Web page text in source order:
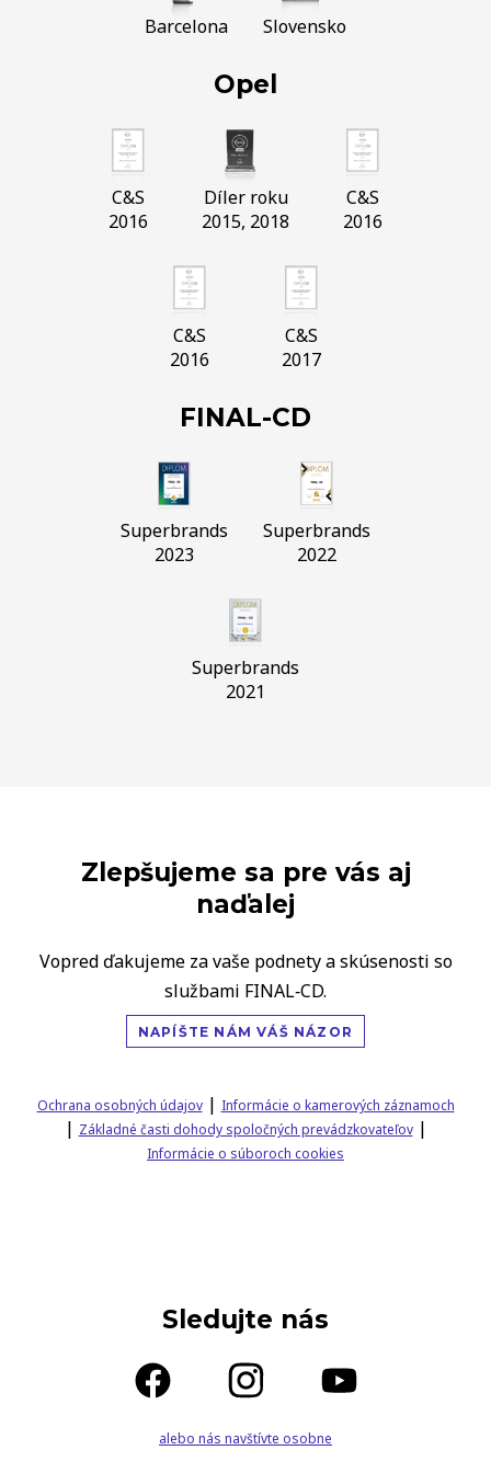
Barcelona Slovensko
Opel
C&S
2016
Díler roku
2015, 2018
C&S
2016
C&S
2016
C&S
2017
FINAL-CD
Superbrands
2023
Superbrands
2022
Superbrands
2021
Zlepšujeme sa pre vás aj
naďalej
Vopred ďakujeme za vaše podnety a skúsenosti so
službami FINAL‑CD.
NAPÍŠTE NÁM VÁŠ NÁZOR
Ochrana osobných údajov| Informácie o kamerových záznamoch
| Základné časti dohody spoločných prevádzkovateľov|
Informácie o súboroch cookies
Sledujte nás
alebo nás navštívte osobne